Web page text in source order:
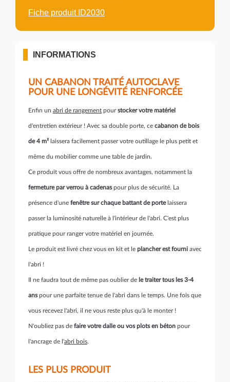
Fiche produit ID2030
INFORMATIONS
UN CABANON TRAITÉ AUTOCLAVE
POUR UNE LONGÉVITÉ RENFORCÉE
Enfin un abri de rangement pourstocker votre matériel
d'entretien extérieur ! Avec sa double porte, ce cabanon de bois
de 4 m² laissera facilement passer votre outillage le plus petit et
même du mobilier comme une table de jardin.
Ce produit vous offre de nombreux avantages, notamment la
fermeture par verrou à cadenaspour plus de sécurité. La
présence d'une fenêtre sur chaque battant de portelaissera
passer la luminosité naturelle à l'intérieur de l'abri. C'est plus
pratique pour ranger votre matériel en journée.
Le produit est livré chez vous en kit et le plancher est fourni avec
l'abri !
Il ne faudra tout de même pas oublier de le traiter tous les 3-4
anspour une parfaite tenue de l'abri dans le temps. Une fois que
vous recevez l'abri, il ne vous reste plus qu'à le monter !
N'oubliez pas de faire votre dalle ou vos plots en béton pour
l'ancrage de l'abri bois.
LES PLUS PRODUIT